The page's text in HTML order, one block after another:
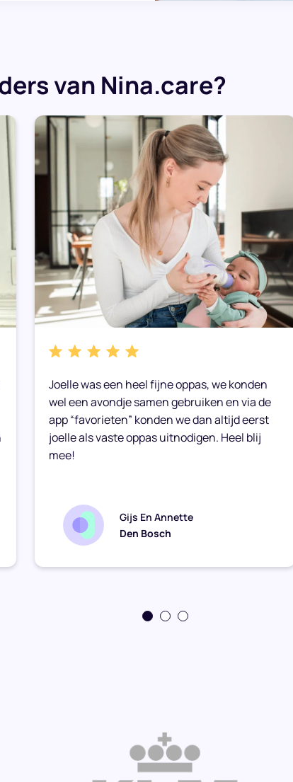
van Nina.care?
Joelle was een heel fijne oppas, we konden
wel een avondje samen gebruiken en via de
app “favorieten” konden we dan altijd eerst
joelle als vaste oppas uitnodigen. Heel blij
mee!
Gijs En Annette
Den Bosch